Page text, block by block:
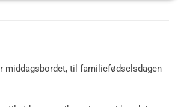
middagsbordet, til familiefødselsdagen